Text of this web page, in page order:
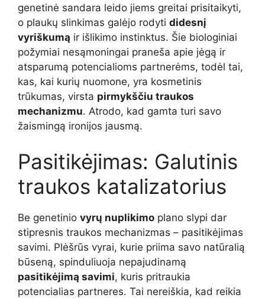
genetinė sandara leido jiems greitai prisitaikyti,
o plaukų slinkimas galėjo rodyti didesnį
vyriškumą ir išlikimo instinktus. Šie biologiniai
požymiai nesąmoningai praneša apie jėgą ir
atsparumą potencialioms partnerėms, todėl tai,
kas, kai kurių nuomone, yra kosmetinis
trūkumas, virsta pirmykščiu traukos
mechanizmu. Atrodo, kad gamta turi savo
žaismingą ironijos jausmą.
Pasitikėjimas: Galutinis
traukos katalizatorius
Be genetinio vyrų nuplikimo plano slypi dar
stipresnis traukos mechanizmas – pasitikėjimas
savimi. Plėšrūs vyrai, kurie priima savo natūralią
būseną, spinduliuoja nepajudinamą
pasitikėjimą savimi, kuris pritraukia
potencialias partneres. Tai nereiškia, kad reikia